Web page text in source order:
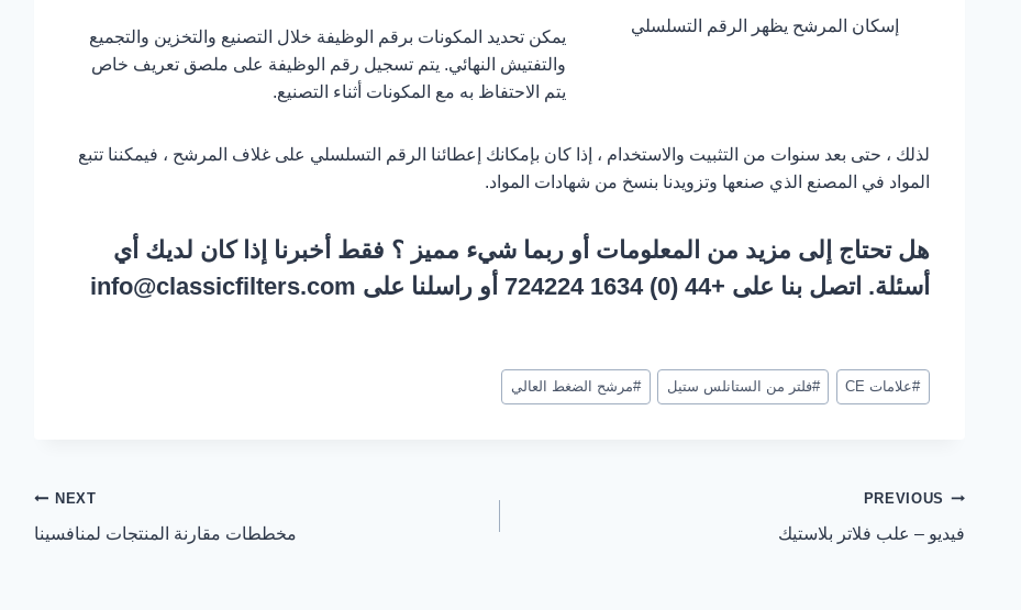
إسكان المرشح يظهر الرقم التسلسلي
يمكن تحديد المكونات برقم الوظيفة خلال التصنيع والتخزين والتجميع
والتفتيش النهائي. يتم تسجيل رقم الوظيفة على ملصق تعريف خاص
يتم الاحتفاظ به مع المكونات أثناء التصنيع.
لذلك ، حتى بعد سنوات من التثبيت والاستخدام ، إذا كان بإمكانك إعطائنا الرقم التسلسلي على غلاف المرشح ، فيمكننا تتبع
المواد في المصنع الذي صنعها وتزويدنا بنسخ من شهادات المواد.
هل تحتاج إلى مزيد من المعلومات أو ربماشيء مميز ؟ فقط أخبرنا إذا كان لديك أي
أسئلة. اتصل بنا على +44 (0) 1634 724224 أو راسلنا على
info@classicfilters.com
نشر
العلامات:
#علامات CE #فلتر من الستانلس ستيل #مرشح الضغط العالي
تصفّح
المقالات
PREVIOUS
فيديو – علب فلاتر بلاستيك
NEXT
مخططات مقارنة المنتجات لمنافسينا